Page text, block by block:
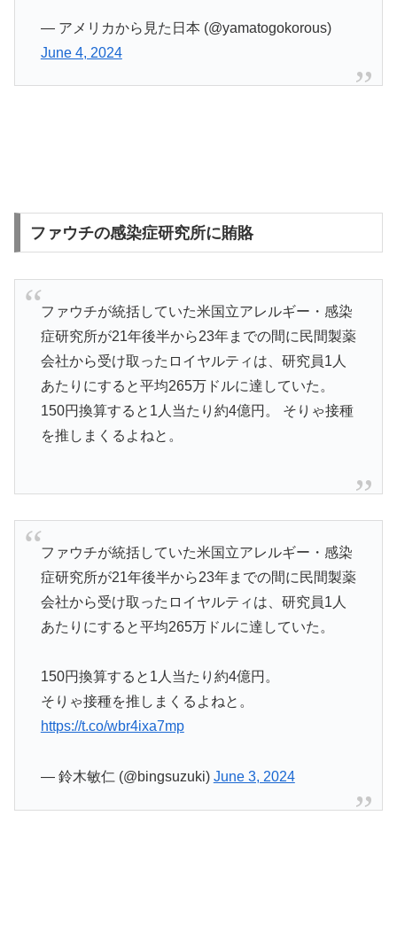
— アメリカから見た日本 (@yamatogokorous)
June 4, 2024
ファウチの感染症研究所に賄賂
ファウチが統括していた米国立アレルギー・感染
症研究所が21年後半から23年までの間に民間製薬
会社から受け取ったロイヤルティは、研究員1人
あたりにすると平均265万ドルに達していた。
150円換算すると1人当たり約4億円。 そりゃ接種
を推しまくるよねと。
ファウチが統括していた米国立アレルギー・感染
症研究所が21年後半から23年までの間に民間製薬
会社から受け取ったロイヤルティは、研究員1人
あたりにすると平均265万ドルに達していた。
150円換算すると1人当たり約4億円。
そりゃ接種を推しまくるよねと。
https://t.co/wbr4ixa7mp
— 鈴木敏仁 (@bingsuzuki) June 3, 2024